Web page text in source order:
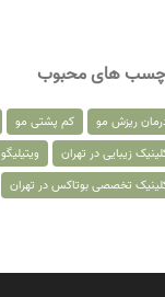
های محبوب
ریزش مو کم پشتی مو
زیبایی در تهران
ویتیلیگو
تخصصی بوتاکس در تهران